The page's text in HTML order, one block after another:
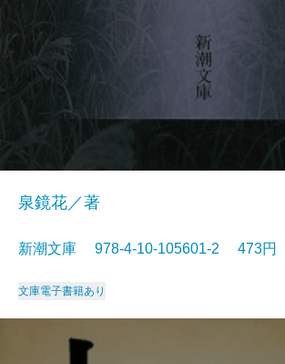
泉鏡花／著
新潮文庫 978-4-10-105601-2 473円
文庫電子書籍あり